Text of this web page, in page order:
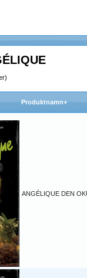
Produktnamn+
ANGÉLIQUE DEN